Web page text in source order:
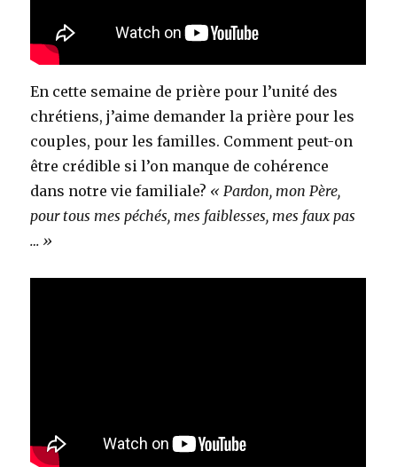
En cette semaine de prière pour l’unité des
chrétiens, j’aime demander la prière pour les
couples, pour les familles. Comment peut-on
être crédible si l’on manque de cohérence
dans notre vie familiale? « Pardon, mon Père,
pour tous mes péchés, mes faiblesses, mes faux pas
… »